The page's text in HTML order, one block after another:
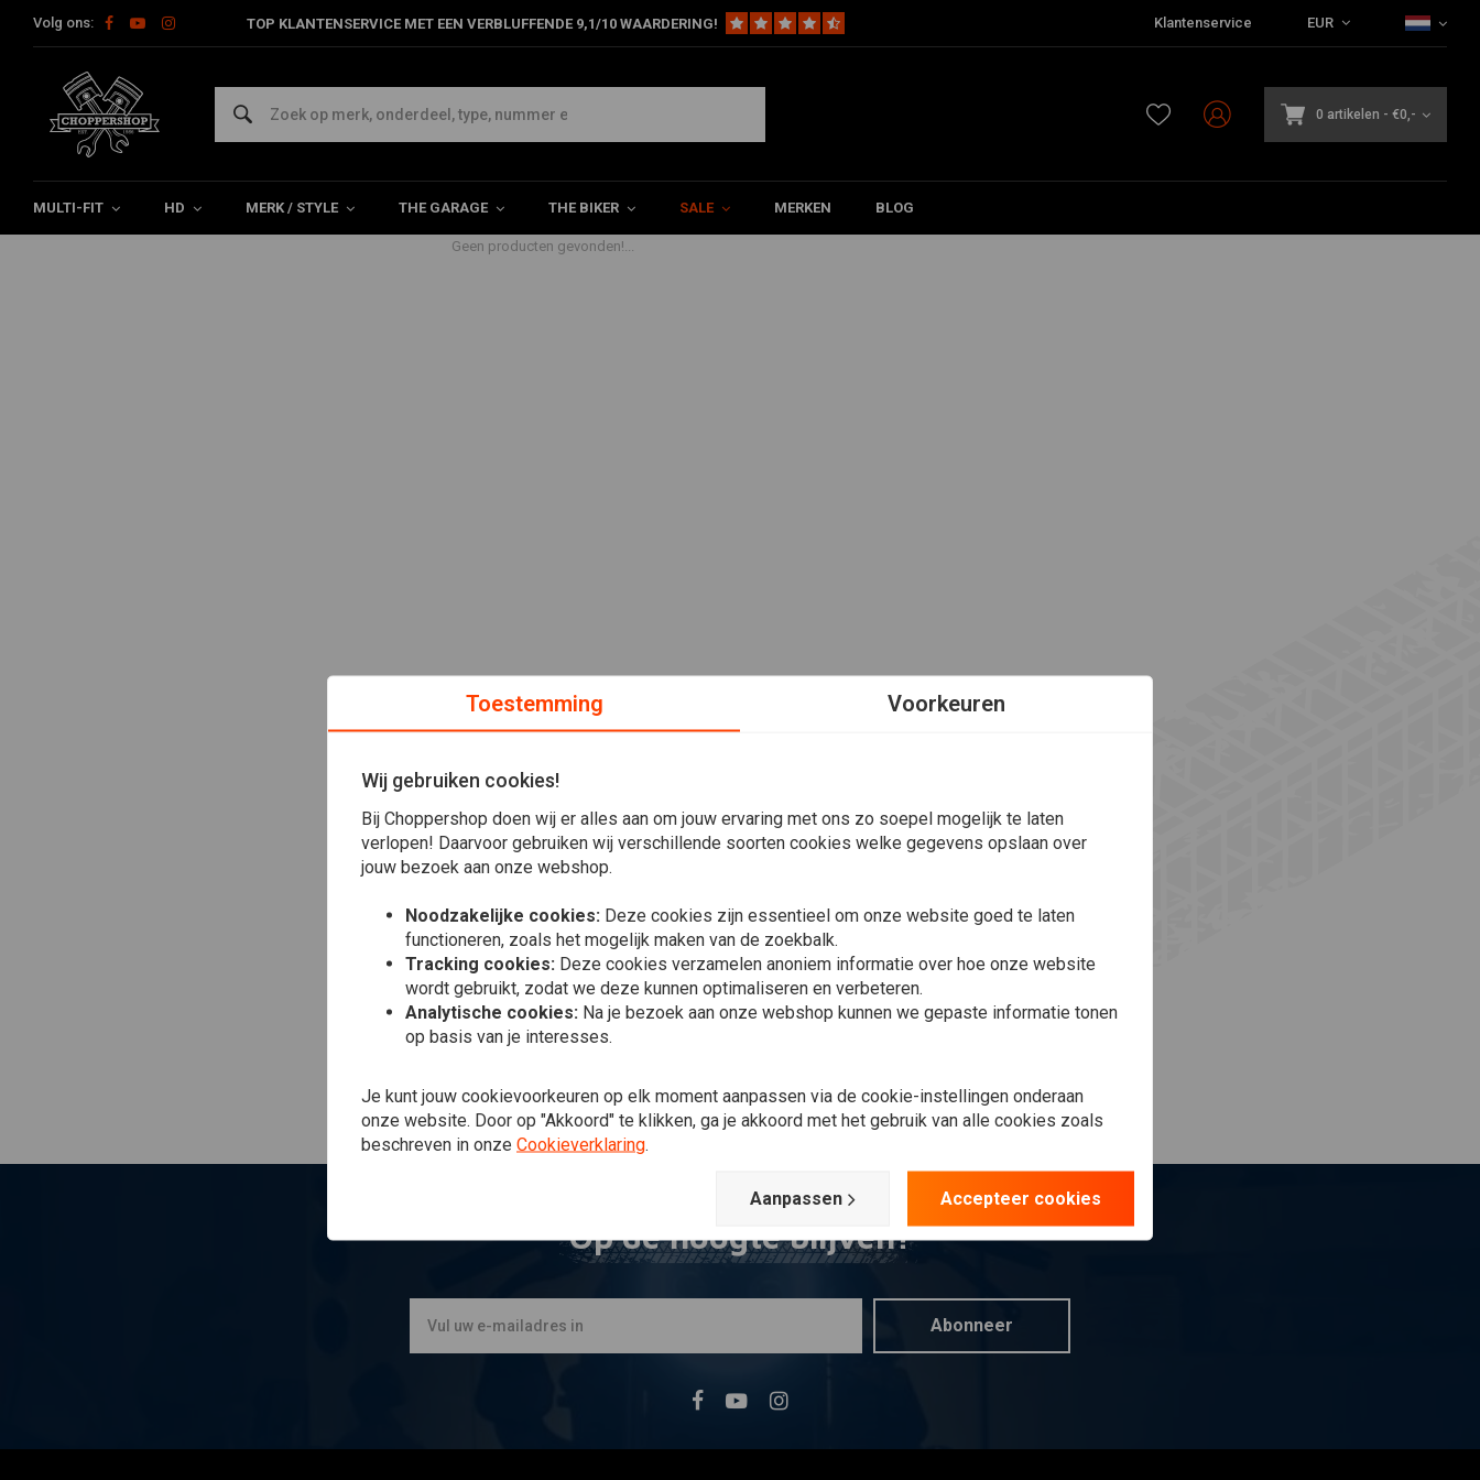
Volg ons: TOP KLANTENSERVICE MET EEN VERBLUFFENDE 9,1/10 WAARDERING! Klantenservice EUR
0 artikelen - €0,-
MULTI-FIT HD MERK / STYLE THE GARAGE THE BIKER SALE MERKEN BLOG
Producten getagd met 883 forward controls
Home Tags 883 forward controls
Geen producten gevonden!...
Op de hoogte blijven?
Abonneer
Toestemming Voorkeuren
Wij gebruiken cookies!
Bij Choppershop doen wij er alles aan om jouw ervaring met ons zo soepel mogelijk te laten
verlopen! Daarvoor gebruiken wij verschillende soorten cookies welke gegevens opslaan over
jouw bezoek aan onze webshop.
Noodzakelijke cookies: Deze cookies zijn essentieel om onze website goed te laten
functioneren, zoals het mogelijk maken van de zoekbalk.
Tracking cookies: Deze cookies verzamelen anoniem informatie over hoe onze website
wordt gebruikt, zodat we deze kunnen optimaliseren en verbeteren.
Analytische cookies: Na je bezoek aan onze webshop kunnen we gepaste informatie tonen
op basis van je interesses.
Je kunt jouw cookievoorkeuren op elk moment aanpassen via de cookie-instellingen onderaan
onze website. Door op "Akkoord" te klikken, ga je akkoord met het gebruik van alle cookies zoals
beschreven in onze Cookieverklaring.
Aanpassen Accepteer cookies